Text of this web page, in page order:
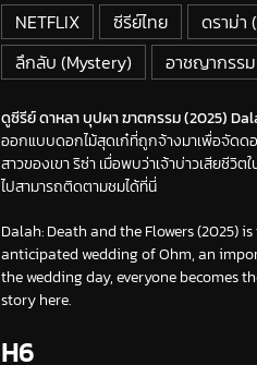
NETFLIX ซีรีย์ไทย ดราม่า
ลึกลับ (Mystery)
อาชญากรร
ดูซีรีย์ ดาหลา บุปผา ฆาตกรรม (2025)
ออกแบบดอกไม้สุดเก๋ที่ถูกจ้างมาเพื่อจัดด
สาวของเขา ริซ่า เมื่อพบว่าเจ้าบ่าวเสียชี
ไปสามารถติดตามชมได้ที่นี่
Dalah: Death and the Flowers (2025)
anticipated wedding of Ohm, an
the wedding day, everyone becomes
story here.
H6